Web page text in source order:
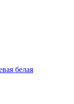
белая